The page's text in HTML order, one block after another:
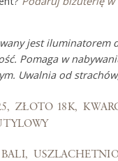
jest iluminatorem
Pomaga w
Uwalnia od
ZŁOTO 18K
BALI